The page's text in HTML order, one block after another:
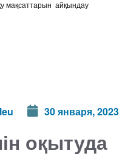
мақсаттарын айқындау
30 января, 2023
оқытуда